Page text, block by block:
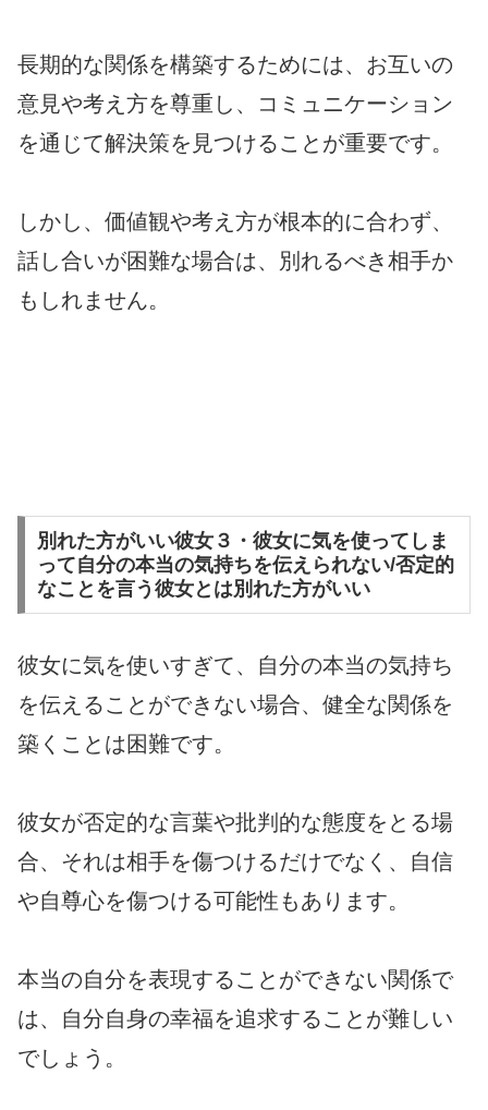
長期的な関係を構築するためには、お互いの
意見や考え方を尊重し、コミュニケーション
を通じて解決策を見つけることが重要です。
しかし、価値観や考え方が根本的に合わず、
話し合いが困難な場合は、別れるべき相手か
もしれません。
別れた方がいい彼女３・彼女に気を使ってしま
って自分の本当の気持ちを伝えられない/否定的
なことを言う彼女とは別れた方がいい
彼女に気を使いすぎて、自分の本当の気持ち
を伝えることができない場合、健全な関係を
築くことは困難です。
彼女が否定的な言葉や批判的な態度をとる場
合、それは相手を傷つけるだけでなく、自信
や自尊心を傷つける可能性もあります。
本当の自分を表現することができない関係で
は、自分自身の幸福を追求することが難しい
でしょう。